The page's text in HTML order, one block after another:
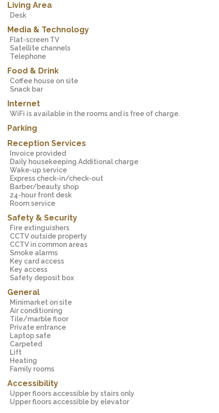
Living Area
Desk
Media & Technology
Flat-screen TV
Satellite channels
Telephone
Food & Drink
Coffee house on site
Snack bar
Internet
WiFi is available in the rooms and is free of charge.
Parking
Reception Services
Invoice provided
Daily housekeeping Additional charge
Wake-up service
Express check-in/check-out
Barber/beauty shop
24-hour front desk
Room service
Safety & Security
Fire extinguishers
CCTV outside property
CCTV in common areas
Smoke alarms
Key card access
Key access
Safety deposit box
General
Minimarket on site
Air conditioning
Tile/marble floor
Private entrance
Laptop safe
Carpeted
Lift
Heating
Family rooms
Accessibility
Upper floors accessible by stairs only
Upper floors accessible by elevator